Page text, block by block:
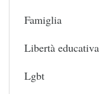
Famiglia
Libertà educativa
Lgbt